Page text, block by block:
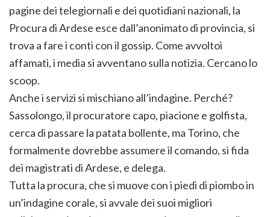
pagine dei telegiornali e dei quotidiani nazionali, la
Procura di Ardese esce dall’anonimato di provincia, si
trova a fare i conti con il gossip. Come avvoltoi
affamati, i media si avventano sulla notizia. Cercano lo
scoop.
Anche i servizi si mischiano all’indagine. Perché?
Sassolongo, il procuratore capo, piacione e golfista,
cerca di passare la patata bollente, ma Torino, che
formalmente dovrebbe assumere il comando, si fida
dei magistrati di Ardese, e delega.
Tutta la procura, che si muove con i piedi di piombo in
un’indagine corale, si avvale dei suoi migliori